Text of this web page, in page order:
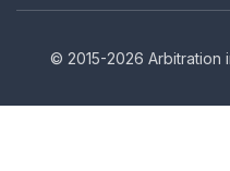
© 2015-2026 Arbitration